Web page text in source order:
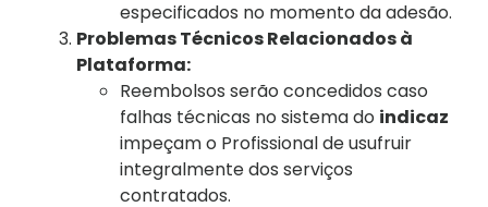
especificados no momento da adesão.
Problemas Técnicos Relacionados à
Plataforma:
Reembolsos serão concedidos caso
falhas técnicas no sistema do indicaz
impeçam o Profissional de usufruir
integralmente dos serviços
contratados.